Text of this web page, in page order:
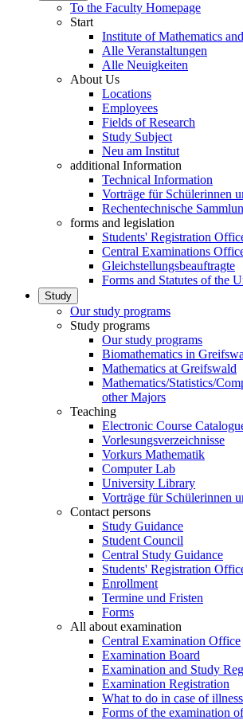
To the Faculty Homepage
Start
Institute of Mathematics
Alle Veranstaltungen
Alle Neuigkeiten
About Us
Locations
Employees
Fields of Research
Study Subject
Neu am Institut
additional Information
Technical Information
Vorträge für Schülerinnen
Rechentechnische
forms and legislation
Students' Registration
Central Examinations
Gleichstellungsbeauftragte
Forms and Statutes of the
Study
Our study programs
Study programs
Our study programs
Biomathematics in
Mathematics at Greifswald
Mathematics/Statistics/
other Majors
Teaching
Electronic Course
Vorlesungsverzeichnisse
Vorkurs Mathematik
Computer Lab
University Library
Vorträge für Schülerinnen
Contact persons
Study Guidance
Student Council
Central Study Guidance
Students' Registration
Enrollment
Termine und Fristen
Forms
All about examination
Central Examination Office
Examination Board
Examination and Study
Examination Registration
What to do in case of
Forms of the examination